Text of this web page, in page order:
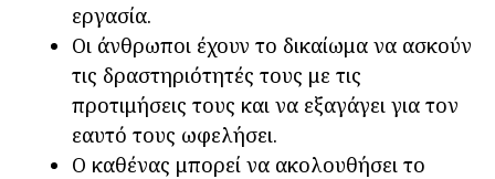
εργασία.
Οι άνθρωποι έχουν το δικαίωμα να ασκούν
τις δραστηριότητές τους με τις
προτιμήσεις τους και να εξαγάγει για τον
εαυτό τους ωφελήσει.
Ο καθένας μπορεί να ακολουθήσει το